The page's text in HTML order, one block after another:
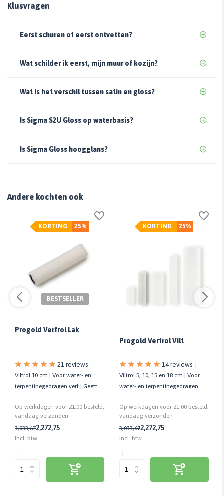
Klusvragen
Eerst schuren of eerst ontvetten?
Wat schilder ik eerst, mijn muur of kozijn?
Wat is het verschil tussen satin en gloss?
Is Sigma S2U Gloss op waterbasis?
Is Sigma Gloss hoogglans?
Andere kochten ook
25%
KORTING
BESTSELLER
Progold Verfrol Lak
21 reviews
Viltrol 10 cm | Voor water- en
terpentinegedragen verf | Geeft
Op werkdagen voor 21:00 besteld,
vandaag verzonden
3,033,672,272,75
Incl. btw
25%
KORTING
Progold Verfrol Vilt
14 reviews
Viltrol 5, 10, 15 en 18 cm | Voor
water- en terpentinegedragen
Op werkdagen voor 21:00 besteld,
vandaag verzonden
3,033,672,272,75
Incl. btw